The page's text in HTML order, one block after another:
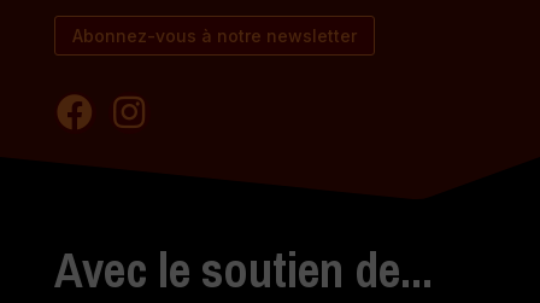
Abonnez-vous à notre newsletter
Avec le soutien de...